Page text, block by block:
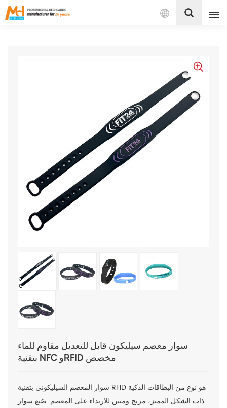
بالعربية
Español
Português
بالعربية
سوار معصم سيليكون قابل للتعديل مقاوم للماء
بتقنية NFC وRFID مخصص
سوار المعصم السيليكوني بتقنية RFID هو نوع من البطاقات الذكية
ذات الشكل المميز، مريح ومتين للارتداء على المعصم. صُنع سوار